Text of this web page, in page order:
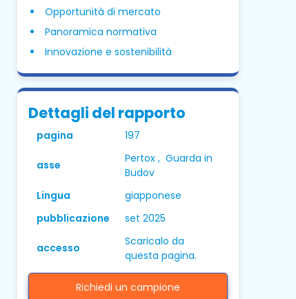
Opportunità di mercato
Panoramica normativa
Innovazione e sostenibilità
Dettagli del rapporto
pagina 197
asse
Pertox , Guarda in
Budov
Lingua
giapponese
pubblicazione
set 2025
accesso
Scaricalo da
questa pagina.
Richiedi un campione